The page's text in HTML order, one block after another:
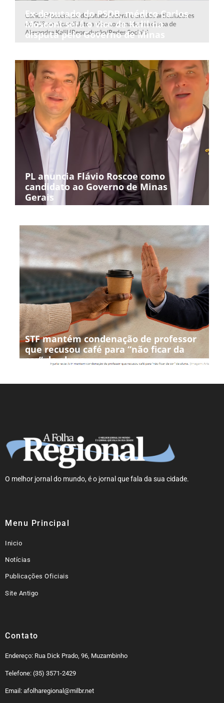
Ex-deputado do PSDB, médico Carlos
Mosconi será o vice de Kalil na
disputa pelo Governo de Minas
PL anuncia Flávio Roscoe como
candidato ao Governo de Minas
Gerais
STF mantém condenação de professor
que recusou café para “não ficar da
cor” de aluna
O melhor jornal do mundo, é o jornal que fala da sua cidade.
Menu Principal
Inicio
Notícias
Publicações Oficiais
Site Antigo
Contato
Endereço: Rua Dick Prado, 96, Muzambinho
Telefone: (35) 3571-2429
Email: afolharegional@milbr.net